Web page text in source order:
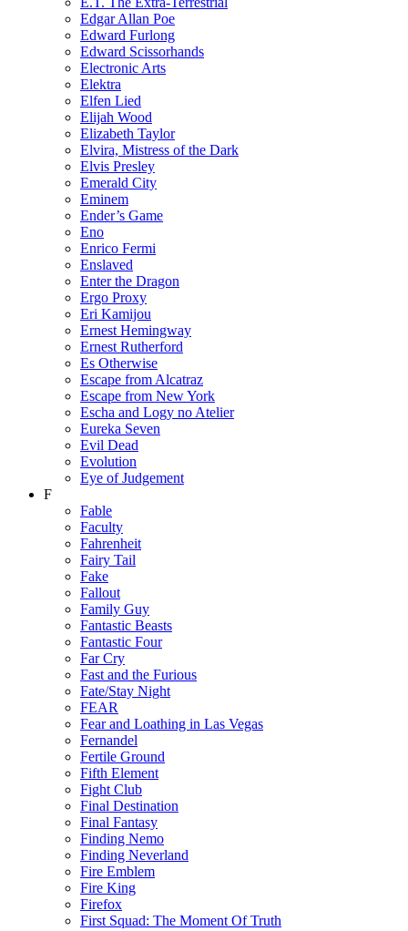
Edgar Allan Poe
Edward Furlong
Edward Scissorhands
Electronic Arts
Elektra
Elfen Lied
Elijah Wood
Elizabeth Taylor
Elvira, Mistress of the Dark
Elvis Presley
Emerald City
Eminem
Ender’s Game
Eno
Enrico Fermi
Enslaved
Enter the Dragon
Ergo Proxy
Eri Kamijou
Ernest Hemingway
Ernest Rutherford
Es Otherwise
Escape from Alcatraz
Escape from New York
Escha and Logy no Atelier
Eureka Seven
Evil Dead
Evolution
Eye of Judgement
F
Fable
Faculty
Fahrenheit
Fairy Tail
Fake
Fallout
Family Guy
Fantastic Beasts
Fantastic Four
Far Cry
Fast and the Furious
Fate/Stay Night
FEAR
Fear and Loathing in Las Vegas
Fernandel
Fertile Ground
Fifth Element
Fight Club
Final Destination
Final Fantasy
Finding Nemo
Finding Neverland
Fire Emblem
Fire King
Firefox
First Squad: The Moment Of Truth